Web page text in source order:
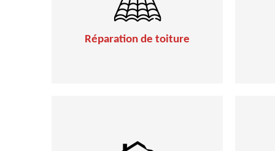
Réparation de toiture